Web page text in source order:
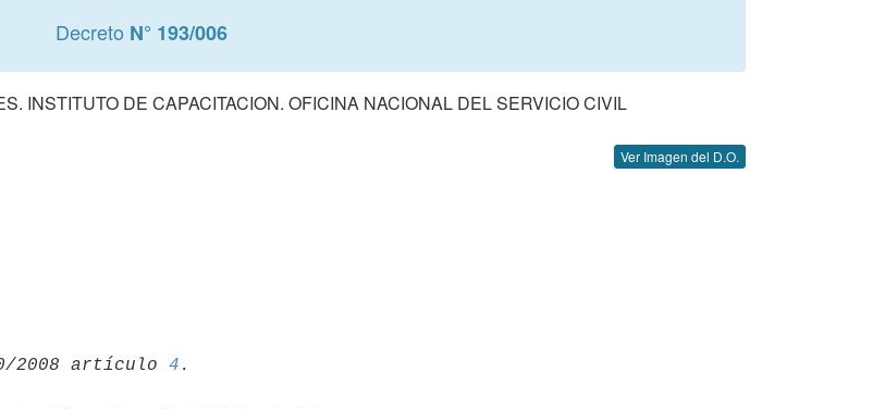
Decreto N° 193/006
INSTITUTO DE CAPACITACION. OFICINA NACIONAL DEL SERVICIO CIVIL
Ver Imagen del D.O.
2008 artículo 4